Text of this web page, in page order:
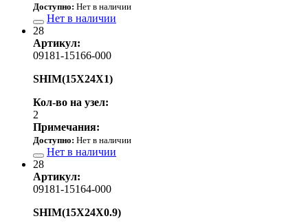
Доступно: Нет в наличии
Нет в наличии
28
Артикул:
09181-15166-000
SHIM(15X24X1)
Кол-во на узел:
2
Примечания:
Доступно: Нет в наличии
Нет в наличии
28
Артикул:
09181-15164-000
SHIM(15X24X0.9)